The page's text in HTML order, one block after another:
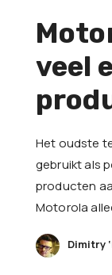
veel
Het oudste
gebruikt als
producten
Motorola
Dimitry